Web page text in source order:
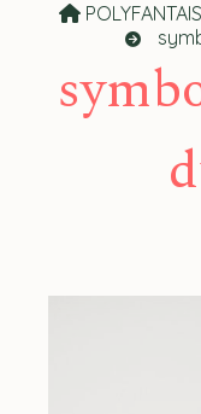
symbole d'amour